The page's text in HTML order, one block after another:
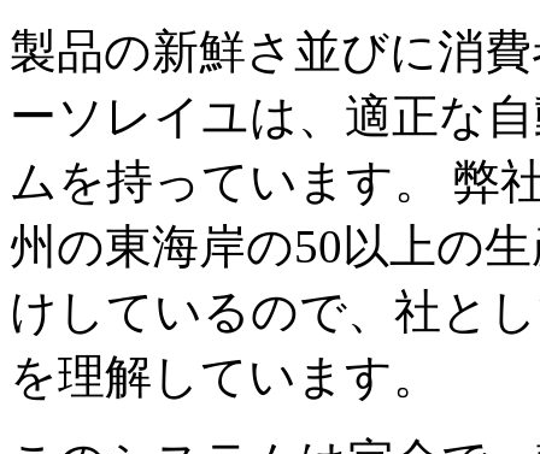
製品の新鮮さ並びに消
ーソレイユは、適正な
ムを持っています。 弊
州の東海岸の50以上の
けしているので、社と
を理解しています。